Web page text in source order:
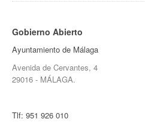
Gobierno Abierto
Ayuntamiento de Málaga
Avenida de Cervantes, 4
29016 - MÁLAGA.
Tlf: 951 926 010